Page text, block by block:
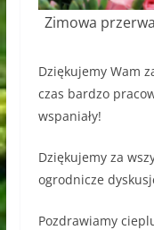
Zimowa
Dziękujemy Wam
czas bardzo
wspaniały!
Dziękujemy za
ogrodnicze
Pozdrawiamy